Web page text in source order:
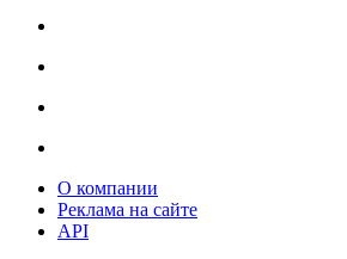
О компании
Реклама на сайте
API